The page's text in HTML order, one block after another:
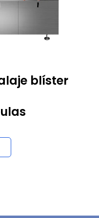
blíster